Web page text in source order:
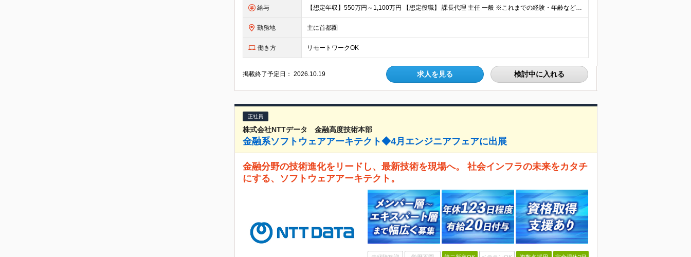
給与 【想定年収】550万円～1,100万円 【想定役職】 課長代理 主任 一般 ※これまでの経験・年齢などを考慮し、当社給与規則に基づき決定します。 ※詳細は面接時にお伝えします。
勤務地 主に首都圏
働き方 リモートワークOK
掲載終了予定日：2026.10.19 求人を見る 検討中に入れる
正社員
株式会社NTTデータ 金融高度技術本部
金融系ソフトウェアアーキテクト◆4月エンジニアフェアに出展
金融分野の技術進化をリードし、最新技術を現場へ。 社会インフラの未来をカタチ
にする、ソフトウェアアーキテクト。